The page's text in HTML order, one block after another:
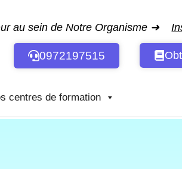
au sein de Notre Organisme ➜
0972197515
centres de formation